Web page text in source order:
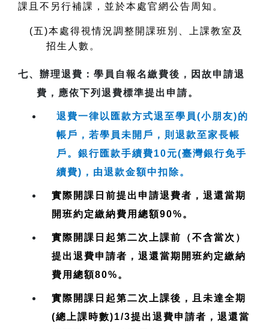
課且不另行補課，並於本處官網公告周知。
(五)本處得視情況調整開課班別、上課教室及
招生人數。
七、 辦理退費 ：學員自報名繳費後，因故申請退
費，應依下列退費標準提出申請。
退費一律以匯款方式退至學員(小朋友)的
帳戶，若學員未開戶，則退款至家長帳
戶。銀行匯款手續費10元(臺灣銀行免手
續費)，由退款金額中扣除。
實際開課日前提出申請退費者，退還當期
開班約定繳納費用總額90%。
實際開課日起第二次上課前（不含當次）
提出退費申請者，退還當期開班約定繳納
費用總額80%。
實際開課日起第二次上課後，且未達全期
(總上課時數)1/3提出退費申請者，退還當